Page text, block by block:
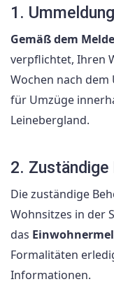
1.
Gemäß dem
verpflichtet, Ihren
Wochen nach
für Umzüge
Leinebergland.
2. Zuständige
Die zuständige
Wohnsitzes in der
das
Formalitäten
Informationen.